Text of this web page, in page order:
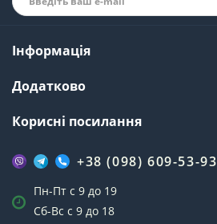
Інформація
Додатково
Корисні посилання
+38 (098) 609-53-93
Пн-Пт с 9 до 19
Сб-Вс с 9 до 18